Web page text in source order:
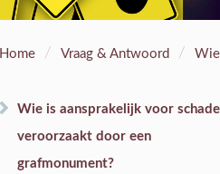
Home / Vraag & Antwoord / Wie
Wie is aansprakelijk voor
veroorzaakt door een
grafmonument?